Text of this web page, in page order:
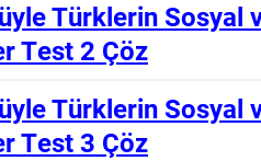
Türklerin Sosyal
Test 2 Çöz
Türklerin Sosyal
Test 3 Çöz